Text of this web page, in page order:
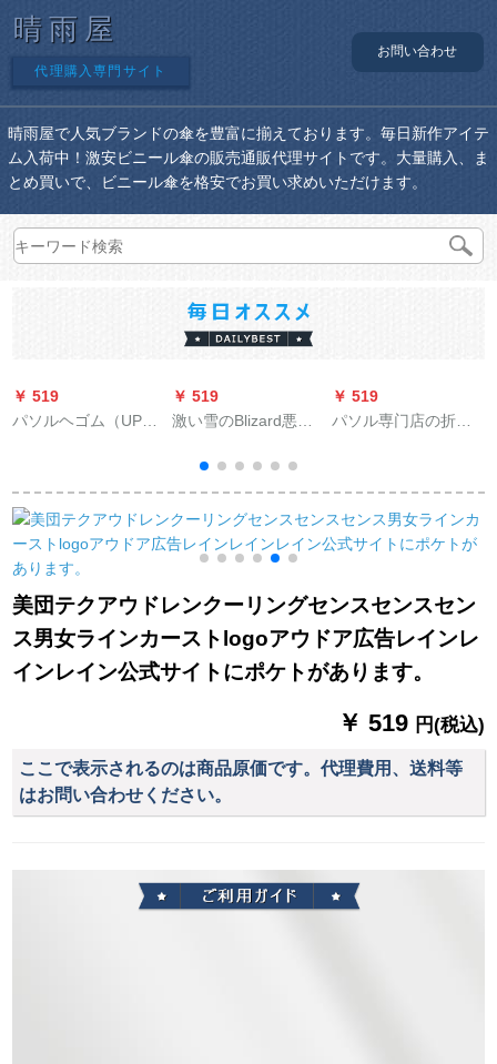
晴雨屋
代理購入専門サイト
お問い合わせ
晴雨屋で人気ブランドの傘を豊富に揃えております。毎日新作アイテ
ム入荷中！激安ビニール傘の販売通販代理サイトです。大量購入、ま
とめ買いで、ビニール傘を格安でお買い求めいただけます。
￥ 519
パソルヘゴム（UPS
ル晴雨兼用傘31839 E
浅湖緑
￥ 519
激い雪のBlizard悪魔
丹怒る风の2阶の长い
柄の伞伊利丹の伞の
悪魔のけもの伞
￥ 519
パソル専门店の折り
兼用です。折り畳み
式の女性用折りたた
みた傘です。紫外線
美団テクアウドレンクーリングセンスセンスセン
ス男女ラインカーストlogoアウドア広告レインレ
インレイン公式サイトにポケトがあります。
￥ 519 円(税込)
ここで表示されるのは商品原価です。代理費用、送料等
はお問い合わせください。